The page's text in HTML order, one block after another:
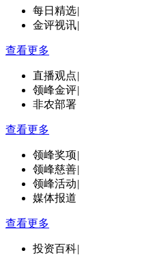
每日精选|
金评视讯|
查看更多
直播观点|
领峰金评|
非农部署
查看更多
领峰奖项|
领峰慈善|
领峰活动|
媒体报道
查看更多
投资百科|